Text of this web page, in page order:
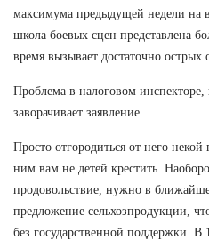
максимума предыдущей недели на
школа боевых сцен представлена
время вызывает достаточно
Проблема в налоговом
заворачивает заявление.
Просто отгородиться от него некой
ним вам не детей крестить.
продовольствие, нужно в
предложение сельхозпродукции,
без государственной поддержки. В